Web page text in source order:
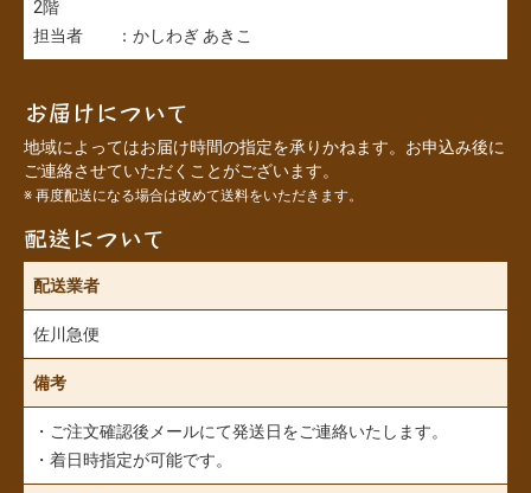
2階
担当者 ：かしわぎ あきこ
お届けについて
地域によってはお届け時間の指定を承りかねます。お申込み後に
ご連絡させていただくことがございます。
※ 再度配送になる場合は改めて送料をいただきます。
配送について
配送業者
佐川急便
備考
・ご注文確認後メールにて発送日をご連絡いたします。
・着日時指定が可能です。